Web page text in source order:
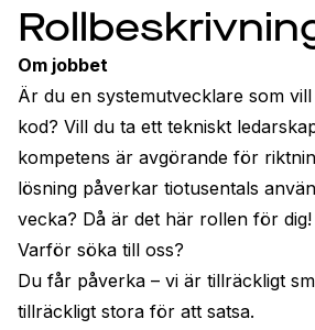
Om jobbet
Är du en systemutvecklare som
kod? Vill du ta ett tekniskt
kompetens är avgörande för
lösning påverkar tiotusentals
vecka? Då är det här rollen för dig!
Varför söka till oss?
Du får påverka – vi är tillräckligt
tillräckligt stora för att satsa.